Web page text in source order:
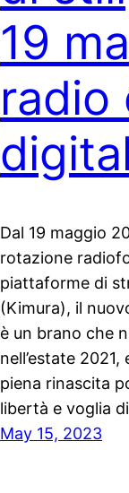
19
radio
Dal 19 maggio
rotazione
piattaforme di
(Kimura), il
è un brano che
nell’estate
piena rinascita
libertà e voglia
May 15, 2023